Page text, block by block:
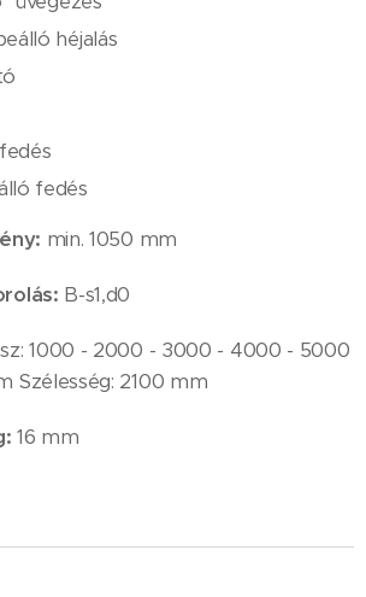
héjalás
fedés
min. 1050 mm
B-s1,d0
1000 - 2000 - 3000 - 4000 - 5000
Szélesség: 2100 mm
16 mm